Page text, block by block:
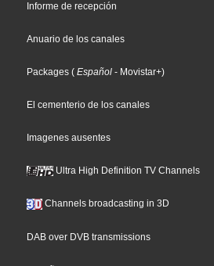
Informe de recepción
Anuario de los canales
Packages ( Español - Movistar+)
El cementerio de los canales
Imagenes ausentes
Ultra High Definition TV Channels
Channels broadcasting in 3D
DAB over DVB transmissions